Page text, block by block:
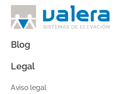
Blog
Legal
Aviso legal